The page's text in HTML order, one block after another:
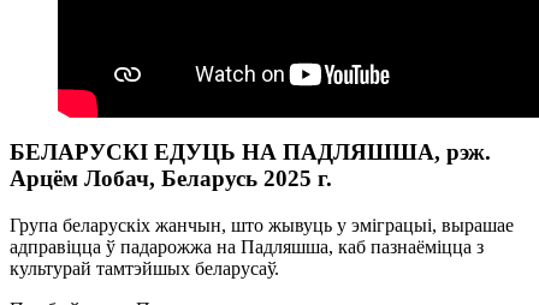
БЕЛАРУСКІ ЕДУЦЬ НА ПАДЛЯШША, рэж.
Арцём Лобач, Беларусь 2025 г.
Група беларускіх жанчын, што жывуць у эміграцыі, вырашае
адправіцца ў падарожжа на Падляшша, каб пазнаёміцца з
культурай тамтэйшых беларусаў.